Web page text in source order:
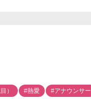
） #熱愛 #アナウンサー